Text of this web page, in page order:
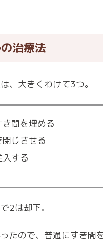
治療法
、大きくわけて3つ。
間を埋める
じさせる
する
2は却下。
たので、普通にすき間